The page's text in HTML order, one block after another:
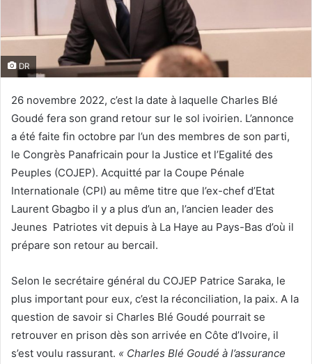
DR
26 novembre 2022, c’est la date à laquelle Charles Blé
Goudé fera son grand retour sur le sol ivoirien. L’annonce
a été faite fin octobre par l’un des membres de son parti,
le Congrès Panafricain pour la Justice et l’Egalité des
Peuples (COJEP). Acquitté par la Coupe Pénale
Internationale (CPI) au même titre que l’ex-chef d’Etat
Laurent Gbagbo il y a plus d’un an, l’ancien leader des
Jeunes Patriotes vit depuis à La Haye au Pays-Bas d’où il
prépare son retour au bercail.
Selon le secrétaire général du COJEP Patrice Saraka, le
plus important pour eux, c’est la réconciliation, la paix. A la
question de savoir si Charles Blé Goudé pourrait se
retrouver en prison dès son arrivée en Côte d’Ivoire, il
s’est voulu rassurant. « Charles Blé Goudé à l’assurance